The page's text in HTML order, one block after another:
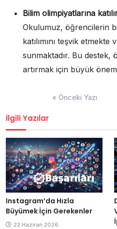
Bilim olimpiyatlarına
Okulumuz, öğrencilerin
katılımını teşvik
sunmaktadır. Bu destek,
artırmak için büyük önem
« Önceki Yazı
İlgili Yazılar
Instagram’da Hızla
Büyümek İçin Gerekenler
22 Haziran 2026